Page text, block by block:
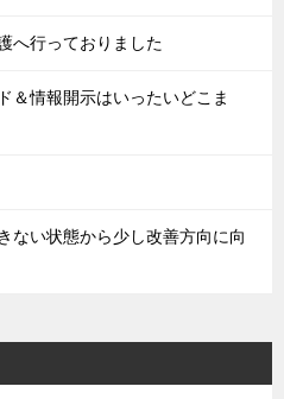
へ行っておりました
＆情報開示はいったいどこま
ない状態から少し改善方向に向